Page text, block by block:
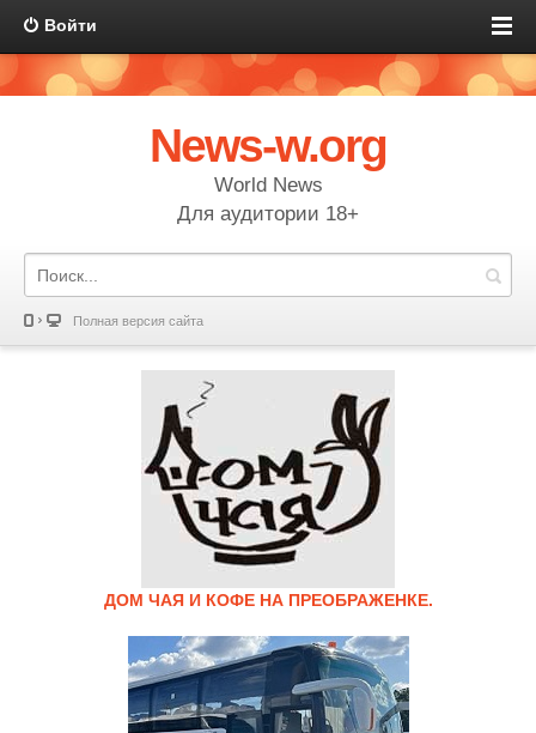
Войти
News-w.org
World News
Для аудитории 18+
Полная версия сайта
ДОМ ЧАЯ И КОФЕ НА ПРЕОБРАЖЕНКЕ.